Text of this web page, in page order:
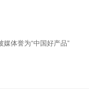
体誉为“中国好产品”